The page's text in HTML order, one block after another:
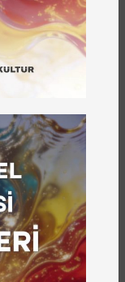
yaşatır. Bu
Gaziantep
Önceki